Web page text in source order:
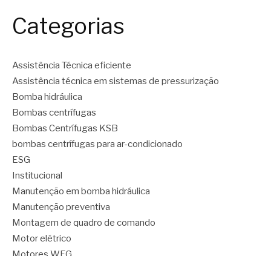
Categorias
Assistência Técnica eficiente
Assistência técnica em sistemas de pressurização
Bomba hidráulica
Bombas centrífugas
Bombas Centrífugas KSB
bombas centrífugas para ar-condicionado
ESG
Institucional
Manutenção em bomba hidráulica
Manutenção preventiva
Montagem de quadro de comando
Motor elétrico